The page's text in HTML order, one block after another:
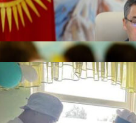
Каныбек Иманалиев
Акылбек
атады.